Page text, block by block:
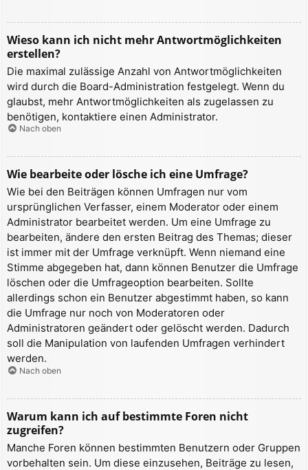
Wieso kann ich nicht mehr Antwortmöglichkeiten
erstellen?
Die maximal zulässige Anzahl von Antwortmöglichkeiten
wird durch die Board-Administration festgelegt. Wenn du
glaubst, mehr Antwortmöglichkeiten als zugelassen zu
benötigen, kontaktiere einen Administrator.
Nach oben
Wie bearbeite oder lösche ich eine Umfrage?
Wie bei den Beiträgen können Umfragen nur vom
ursprünglichen Verfasser, einem Moderator oder einem
Administrator bearbeitet werden. Um eine Umfrage zu
bearbeiten, ändere den ersten Beitrag des Themas; dieser
ist immer mit der Umfrage verknüpft. Wenn niemand eine
Stimme abgegeben hat, dann können Benutzer die Umfrage
löschen oder die Umfrageoption bearbeiten. Sollte
allerdings schon ein Benutzer abgestimmt haben, so kann
die Umfrage nur noch von Moderatoren oder
Administratoren geändert oder gelöscht werden. Dadurch
soll die Manipulation von laufenden Umfragen verhindert
werden.
Nach oben
Warum kann ich auf bestimmte Foren nicht
zugreifen?
Manche Foren können bestimmten Benutzern oder Gruppen
vorbehalten sein. Um diese einzusehen, Beiträge zu lesen,